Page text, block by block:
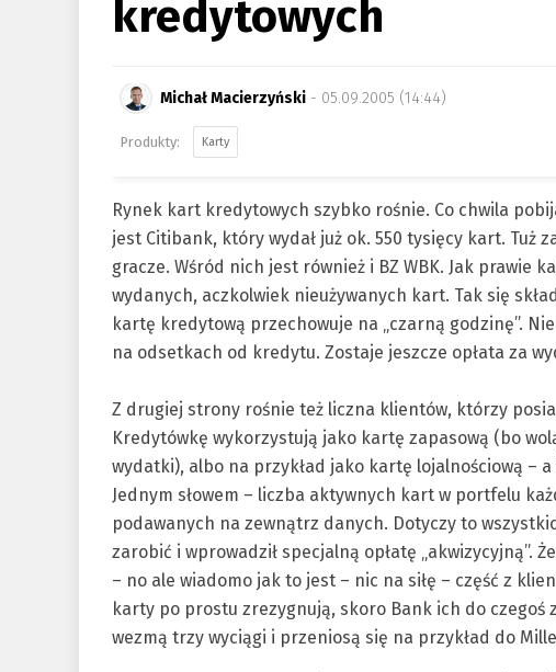
kredytowych
Michał Macierzyński - 05.09.2005 (14:44)
Karty
Rynek kart kredytowych szybko rośnie. Co chwila
jest Citibank, który wydał już ok. 550 tysięcy kart. Tuż
gracze. Wśród nich jest również i BZ WBK. Jak prawie
wydanych, aczkolwiek nieużywanych kart. Tak się
kartę kredytową przechowuje na „czarną godzinę”.
na odsetkach od kredytu. Zostaje jeszcze opłata za
Z drugiej strony rośnie też liczna klientów, którzy
Kredytówkę wykorzystują jako kartę zapasową (bo
wydatki), albo na przykład jako kartę lojalnościową –
Jednym słowem – liczba aktywnych kart w portfelu
podawanych na zewnątrz danych. Dotyczy to
zarobić i wprowadził specjalną opłatę „akwizycyjną”.
– no ale wiadomo jak to jest – nic na siłę – część z
karty po prostu zrezygnują, skoro Bank ich do
wezmą trzy wyciągi i przeniosą się na przykład do